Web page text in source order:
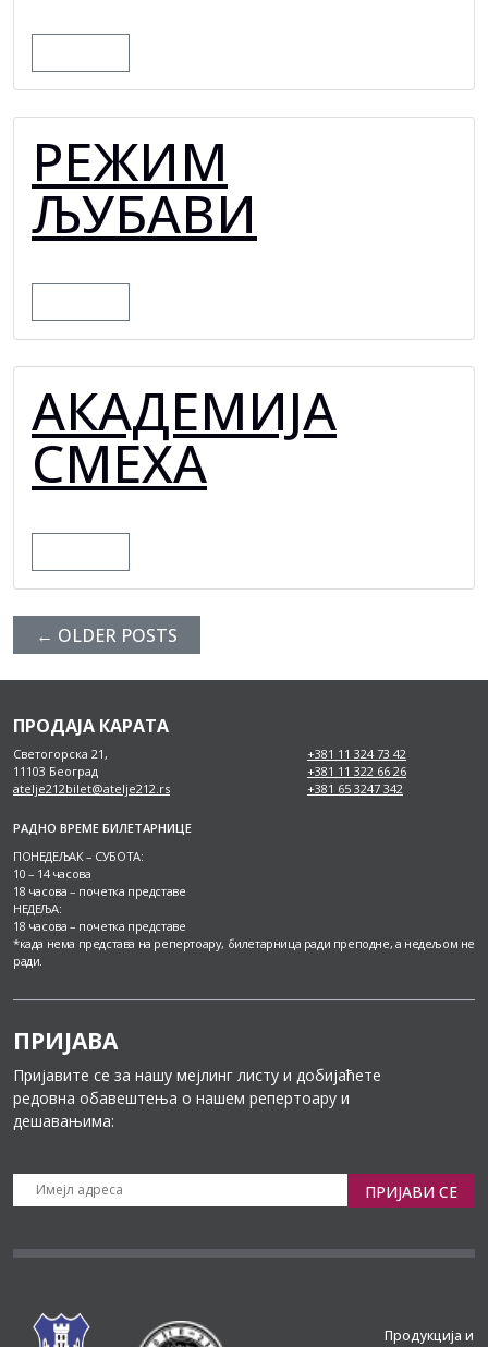
РЕЖИМ
ЉУБАВИ
АКАДЕМИЈА
СМЕХА
← OLDER POSTS
ПРОДАЈА КАРАТА
Светогорска 21,
11103 Београд
atelje212bilet@atelje212.rs
+381 11 324 73 42
+381 11 322 66 26
+381 65 3247 342
РАДНО ВРЕМЕ БИЛЕТАРНИЦЕ
ПОНЕДЕЉАК – СУБОТА:
10 – 14 часова
18 часова – почетка представе
НЕДЕЉА:
18 часова – почетка представе
*када нема представа на репертоару, билетарница ради преподне, а недељом не
ради.
ПРИЈАВА
Пријавите се за нашу мејлинг листу и добијаћете
редовна обавештења о нашем репертоару и
дешавањима:
ПРИЈАВИ СЕ
Продукција и